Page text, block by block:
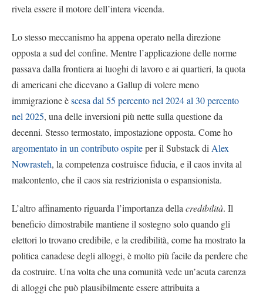
rivela essere il motore dell’intera vicenda.
Lo stesso meccanismo ha appena operato nella direzione
opposta a sud del confine. Mentre l’applicazione delle norme
passava dalla frontiera ai luoghi di lavoro e ai quartieri, la quota
di americani che dicevano a Gallup di volere meno
immigrazione èscesa dal 55 percento nel 2024 al 30 percento
nel 2025, una delle inversioni più nette sulla questione da
decenni. Stesso termostato, impostazione opposta. Come ho
argomentato in un contributo ospiteper il Substack di Alex
Nowrasteh, la competenza costruisce fiducia, e il caos invita al
malcontento, che il caos sia restrizionista o espansionista.
L’altro affinamento riguarda l’importanza della credibilità. Il
beneficio dimostrabile mantiene il sostegno solo quando gli
elettori lo trovano credibile, e la credibilità, come ha mostrato la
politica canadese degli alloggi, è molto più facile da perdere che
da costruire. Una volta che una comunità vede un’acuta carenza
di alloggi che può plausibilmente essere attribuita a